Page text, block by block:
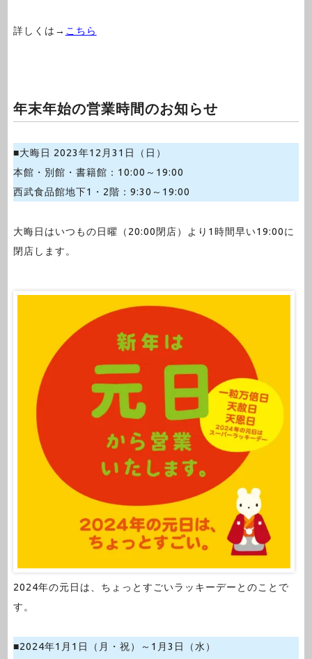
詳しくは→ こちら
年末年始の営業時間のお知らせ
■大晦日 2023年12月31日（日）
本館・別館・書籍館：10:00～19:00
西武食品館地下1・2階：9:30～19:00
大晦日はいつもの日曜（20:00閉店）より1時間早い19:00に
閉店します。
2024年の元日は、ちょっとすごいラッキーデーとのことで
す。
■2024年1月1日（月・祝）～1月3日（水）